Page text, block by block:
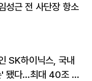
성근 전 사단장 항소
SK하이닉스, 국내
' 됐다…최대 40조 투